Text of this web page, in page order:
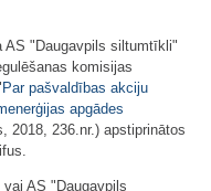
AS "Daugavpils siltumtīkli"
komisijas
Par pašvaldības akciju
apgādes
2018, 236.nr.) apstiprinātos
AS "Daugavpils